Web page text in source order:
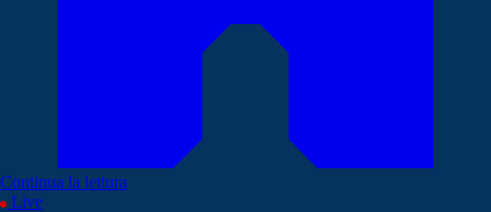
Continua la lettura
Live